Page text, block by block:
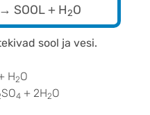
SOOL + H 2O
sool ja vesi.
H2O
SO4 + 2H2O